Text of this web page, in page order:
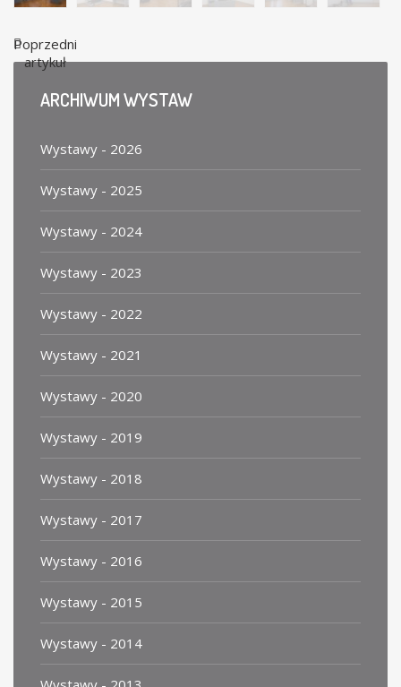
Poprzedni
artykuł
ARCHIWUMWYSTAW
Wystawy - 2026
Wystawy - 2025
Wystawy - 2024
Wystawy - 2023
Wystawy - 2022
Wystawy - 2021
Wystawy - 2020
Wystawy - 2019
Wystawy - 2018
Wystawy - 2017
Wystawy - 2016
Wystawy - 2015
Wystawy - 2014